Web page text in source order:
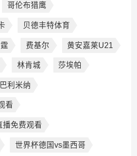
哥伦布猎鹰
贝德丰特体育
费基尔 黄安嘉莱U21
林肯城 莎埃帕
巴利米纳
看
播免费观看
世界杯德国vs墨西哥